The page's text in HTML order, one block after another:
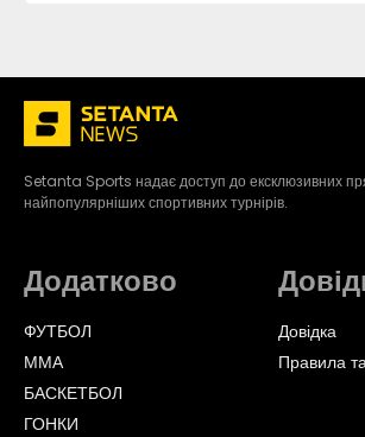
Setanta Sports надає доступ до ексклюзивних
найпопулярніших спортивних турнірів.
Додатково
ФУТБОЛ
ММА
БАСКЕТБОЛ
ГОНКИ
Довідка
Правила